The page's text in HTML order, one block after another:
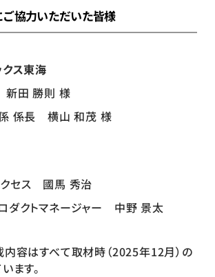
協力いただいた皆様
ス東海
新田 勝則 様
係長　横山 和茂 様
セス　國馬 秀治
ダクトマネージャー　中野 景太
容はすべて取材時（2025年12月）の
ます。